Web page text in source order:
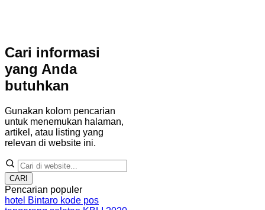
Cari informasi
yang Anda
butuhkan
Gunakan kolom pencarian
untuk menemukan halaman,
artikel, atau listing yang
relevan di website ini.
CARI
Pencarian populer
hotel Bintaro kode pos